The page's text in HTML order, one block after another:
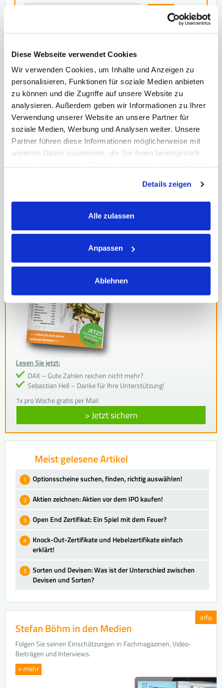
Diese Webseite verwendet Cookies
Wir verwenden Cookies, um Inhalte und Anzeigen zu
personalisieren, Funktionen für soziale Medien anbieten
zu können und die Zugriffe auf unsere Website zu
analysieren. Außerdem geben wir Informationen zu Ihrer
Verwendung unserer Website an unsere Partner für
soziale Medien, Werbung und Analysen weiter. Unsere
Partner führen diese Informationen möglicherweise mit
weiteren Daten zusammen, die Sie ihnen bereitgestellt
Impressum.
Details zeigen
Alle zulassen
Anpassen
Ablehnen
Email
GmbH wöchentlich über wichtige Finanz-Tipps informiert. Die Verarbeitung Ihrer
TEILEN TEILEN
TWEETEN
TEILEN
Suche
Suchen
Meine Aktien-Tipps
Lesen Sie jetzt:
DAX – Gute Zahlen reichen nicht mehr?
Sebastian Hell – Danke für Ihre Unterstützung!
1x pro Woche gratis per Mail
> Jetzt sichern
Meist gelesene Artikel
Optionsscheine suchen, finden, richtig auswählen!
Aktien zeichnen: Aktien vor dem IPO kaufen!
Open End Zertifikat: Ein Spiel mit dem Feuer?
Knock-Out-Zertifikate und Hebelzertifikate einfach
erklärt!
Sorten und Devisen: Was ist der Unterschied zwischen
Devisen und Sorten?
Info
Stefan Böhm in den Medien
Folgen Sie seinen Einschätzungen in Fachmagazinen, Video-
Beiträgen und Interviews.
> mehr